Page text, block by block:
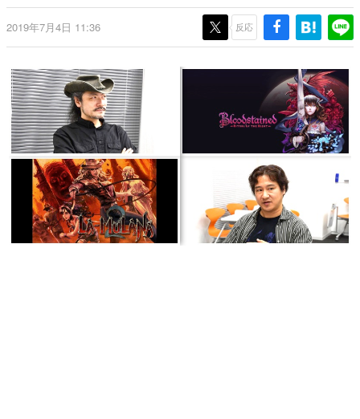
ゲーム開発者・hamatsu氏がゲームの魅力を画面や操作の
具体的な形から解き明かしていく、硬派で骨太な評論連載
です。
「経験値」「裏技」「ラスボス」… ゲームにまつわる言葉
の起源や用法の変遷を、コンピューター文化史研究家・タ
イニーP氏が徹底調査。
カテゴリ
特集記事
マンガ
女性向け
2019年7月4日 11:36 反応